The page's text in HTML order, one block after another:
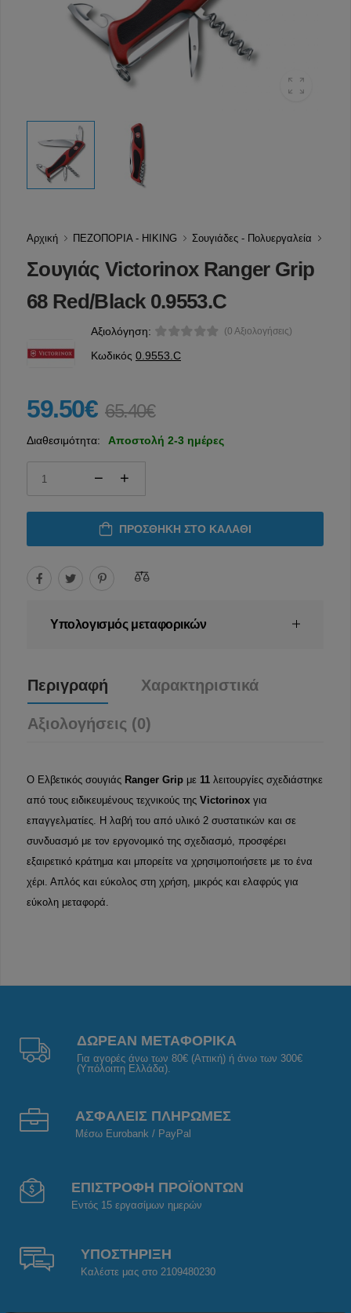
Αρχική ΠΕΖΟΠΟΡΙΑ - HIKING Σουγιάδες - Πολυεργαλεία
Σουγιάς Victorinox Ranger Grip
68 Red/Black 0.9553.C
Αξιολόγηση: (0 Αξιολογήσεις)
Κωδικός 0.9553.C
59.50€ 65.40€
Διαθεσιμότητα: Αποστολή 2-3 ημέρες
ΠΡΟΣΘΉΚΗ ΣΤΟ ΚΑΛΆΘΙ
Υπολογισμός μεταφορικών
Περιγραφή Χαρακτηριστικά
Αξιολογήσεις (0)
Ο Ελβετικός σουγιάς Ranger Grip με 11 λειτουργίες σχεδιάστηκε
από τους ειδικευμένους τεχνικούς της Victorinox για
επαγγελματίες. Η λαβή του από υλικό 2 συστατικών και σε
συνδυασμό με τον εργονομικό της σχεδιασμό, προσφέρει
εξαιρετικό κράτημα και μπορείτε να χρησιμοποιήσετε με το ένα
χέρι. Απλός και εύκολος στη χρήση, μικρός και ελαφρύς για
εύκολη μεταφορά.
ΔΩΡΕΑΝ ΜΕΤΑΦΟΡΙΚΑ
Για αγορές άνω των 80€ (Αττική) ή άνω των 300€
(Υπόλοιπη Ελλάδα).
ΑΣΦΑΛΕΙΣ ΠΛΗΡΩΜΕΣ
Μέσω Eurobank / PayPal
ΕΠΙΣΤΡΟΦΗ ΠΡΟΪΟΝΤΩΝ
Εντός 15 εργασίμων ημερών
ΥΠΟΣΤΗΡΙΞΗ
Καλέστε μας στο 2109480230